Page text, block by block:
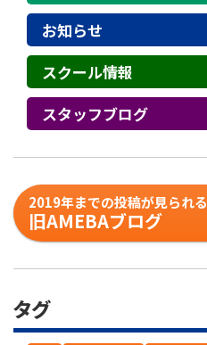
お知らせ
スクール情報
スタッフブログ
2019年までの投稿が見られる
旧AMEBAブログ
タグ